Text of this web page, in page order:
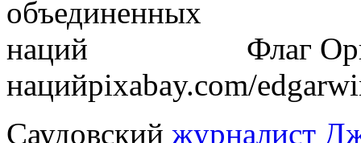
Флаг
нацийpixabay.com/
Саудовский журналист